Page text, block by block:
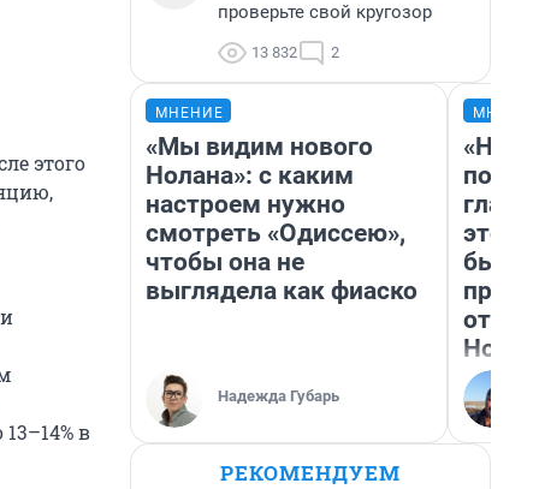
этого
в
проверьте свой кругозор
13 832 2
МНЕНИЕ
«Мы видим нового
Нолана»: с каким
настроем нужно
смотреть «Одиссею»,
чтобы она не
выглядела как фиаско
Надежда Губарь
этого
бьет
РЕКОМЕНДУЕМ